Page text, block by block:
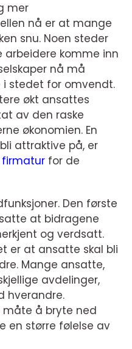
mer
nå er at mange
snu. Noen steder
arbeidere komme inn
nå må
i stedet for omvendt.
økt ansattes
av den raske
økonomien. En
attraktive på, er
firmatur for de
Den første
at bidragene
og verdsatt.
er at ansatte skal bli
Mange ansatte,
avdelinger,
hverandre.
måte å bryte ned
en større følelse av